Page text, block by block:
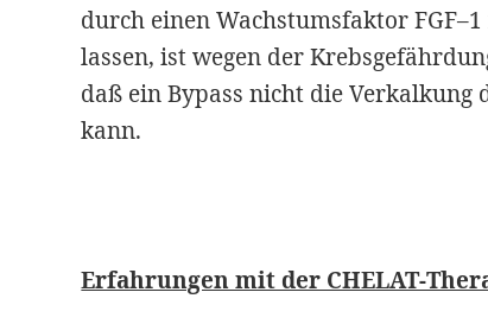
durch einen Wachstumsfaktor
lassen, ist wegen der
daß ein Bypass nicht die Verkalkung
kann.
Erfahrungen mit der CHELAT-